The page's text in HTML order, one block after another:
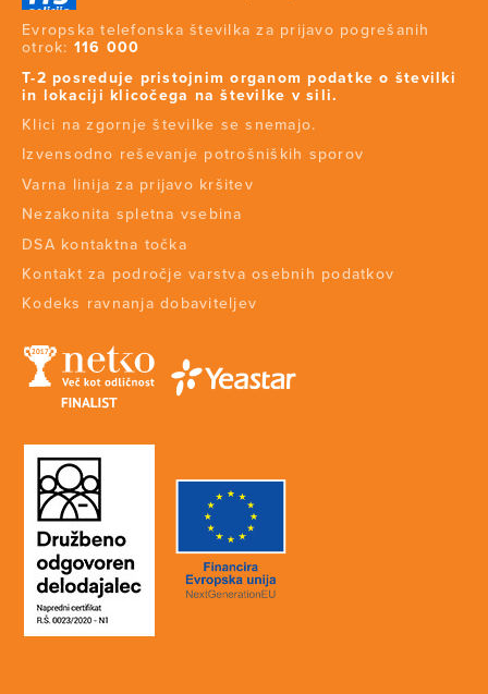
Evropska telefonska številka za prijavo pogrešanih
otrok: 116 000
T-2 posreduje pristojnim organom podatke o številki
in lokaciji klicočega na številke v sili.
Klici na zgornje številke se snemajo.
Izvensodno reševanje potrošniških sporov
Varna linija za prijavo kršitev
Nezakonita spletna vsebina
DSA kontaktna točka
Kontakt za področje varstva osebnih podatkov
Kodeks ravnanja dobaviteljev